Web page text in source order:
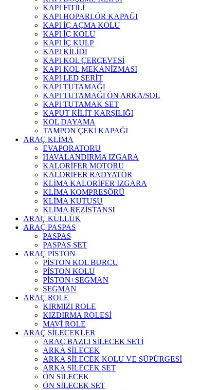
KAPI FİTİLİ
KAPI HOPARLÖR KAPAĞI
KAPI İÇ AÇMA KOLU
KAPI İÇ KOLU
KAPI İÇ KULP
KAPI KİLİDİ
KAPI KOL ÇERÇEVESİ
KAPI KOL MEKANİZMASI
KAPI LED ŞERİT
KAPI TUTAMAĞI
KAPI TUTAMAĞI ÖN ARKA/SOL
KAPI TUTAMAK SET
KAPUT KİLİT KARŞILIĞI
KOL DAYAMA
TAMPON ÇEKİ KAPAĞI
ARAÇ KLİMA
EVAPORATORU
HAVALANDIRMA IZGARA
KALORİFER MOTORU
KALORİFER RADYATÖR
KLİMA KALORİFER IZGARA
KLİMA KOMPRESÖRÜ
KLİMA KUTUSU
KLİMA REZİSTANSI
ARAÇ KÜLLÜK
ARAÇ PASPAS
PASPAS
PASPAS SET
ARAÇ PİSTON
PİSTON KOL BURCU
PİSTON KOLU
PİSTON+SEGMAN
SEGMAN
ARAÇ ROLE
KIRMIZI ROLE
KIZDIRMA ROLESİ
MAVİ ROLE
ARAÇ SİLECEKLER
ARAÇ BAZLI SİLECEK SETİ
ARKA SİLECEK
ARKA SİLECEK KOLU VE SÜPÜRGESİ
ARKA SİLECEK SET
ÖN SİLECEK
ÖN SİLECEK SET